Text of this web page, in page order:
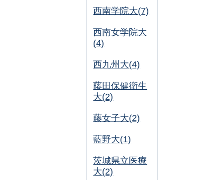
西南学院大(7)
西南女学院大
(4)
西九州大(4)
藤田保健衛生
大(2)
藤女子大(2)
藍野大(1)
茨城県立医療
大(2)